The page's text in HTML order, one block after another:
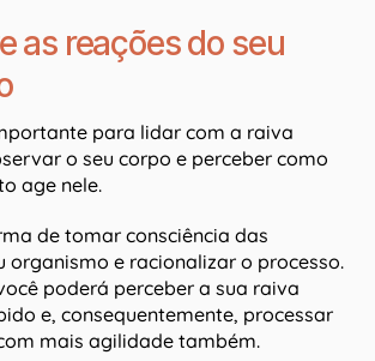
as reações do seu
para lidar com a raiva
o seu corpo e perceber como
age nele.
de tomar consciência das
organismo e racionalizar o processo.
poderá perceber a sua raiva
e, consequentemente, processar
mais agilidade também.